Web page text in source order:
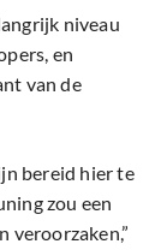
niveau
en
van de
bereid hier te
zou een
veroorzaken,”